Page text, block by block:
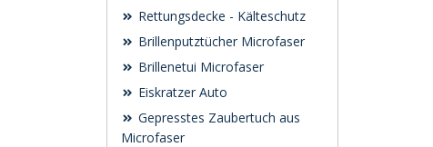
Rettungsdecke - Kälteschutz
Brillenputztücher Microfaser
Brillenetui Microfaser
Eiskratzer Auto
Gepresstes Zaubertuch aus
Microfaser